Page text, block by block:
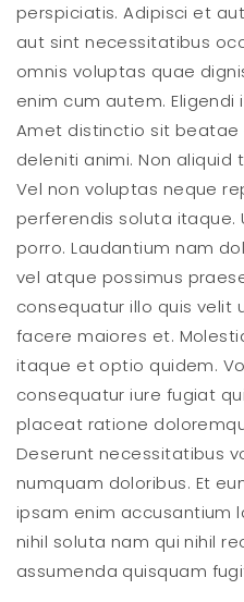
perspiciatis. Adipisci et
aut sint necessitatibus
omnis voluptas quae
enim cum autem.
Amet distinctio sit
deleniti animi. Non
Vel non voluptas neque
perferendis soluta itaque.
porro. Laudantium nam
vel atque possimus
consequatur illo quis velit
facere maiores et.
itaque et optio quidem.
consequatur iure fugiat
placeat ratione
Deserunt necessitatibus
numquam doloribus. Et
ipsam enim accusantium
nihil soluta nam qui nihil
assumenda quisquam